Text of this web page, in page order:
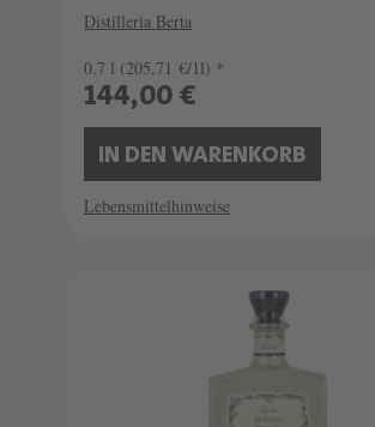
Distilleria Berta
0.7 l (205,71 €/1l) *
144,00 €
IN DEN WARENKORB
Lebensmittelhinweise